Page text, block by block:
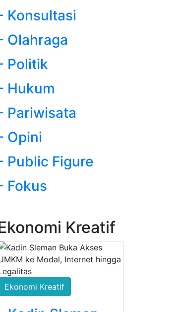
Konsultasi
Olahraga
Politik
Hukum
Pariwisata
Opini
Public Figure
Fokus
Kreatif
Ekonomi Kreatif